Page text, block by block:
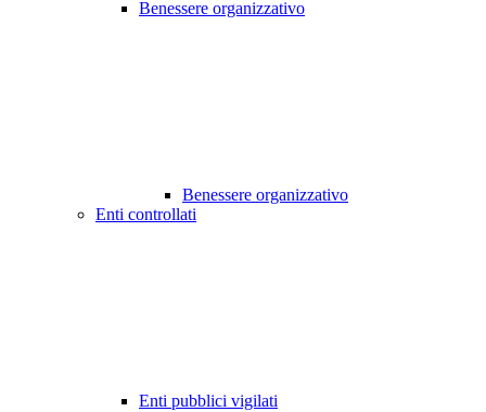
Benessere organizzativo
Benessere organizzativo
Enti controllati
Enti pubblici vigilati